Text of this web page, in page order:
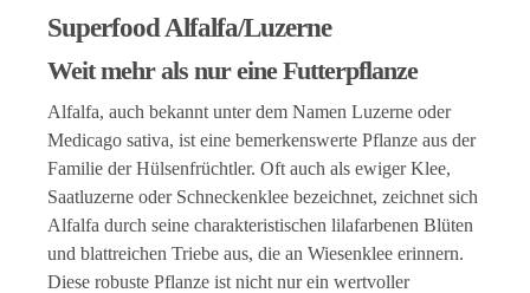
Superfood Alfalfa/Luzerne
Weit mehr als nur eine Futterpflanze
Alfalfa, auch bekannt unter dem Namen Luzerne oder
Medicago sativa, ist eine bemerkenswerte Pflanze aus der
Familie der Hülsenfrüchtler. Oft auch als ewiger Klee,
Saatluzerne oder Schneckenklee bezeichnet, zeichnet sich
Alfalfa durch seine charakteristischen lilafarbenen Blüten
und blattreichen Triebe aus, die an Wiesenklee erinnern.
Diese robuste Pflanze ist nicht nur ein wertvoller